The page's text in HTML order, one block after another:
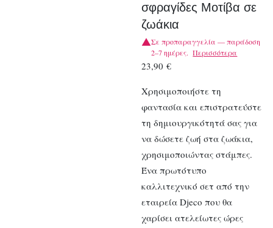
σφραγίδες Μοτίβα σε
ζωάκια
Σε προπαραγγελία — παράδοση
2–7 ημέρες. Περισσότερα
23,90€
Χρησιμοποιήστε τη
φαντασία και επιστρατεύστε
τη δημιουργικότητά σας για
να δώσετε ζωή στα ζωάκια,
χρησιμοποιώντας στάμπες.
Ένα πρωτότυπο
καλλιτεχνικό σετ από την
εταιρεία Djeco που θα
χαρίσει ατελείωτες ώρες